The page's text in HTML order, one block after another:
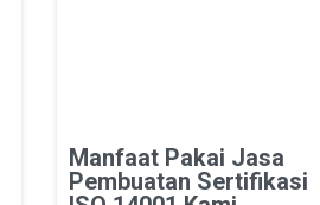
Manfaat Pakai Jasa
Pembuatan Sertifikasi